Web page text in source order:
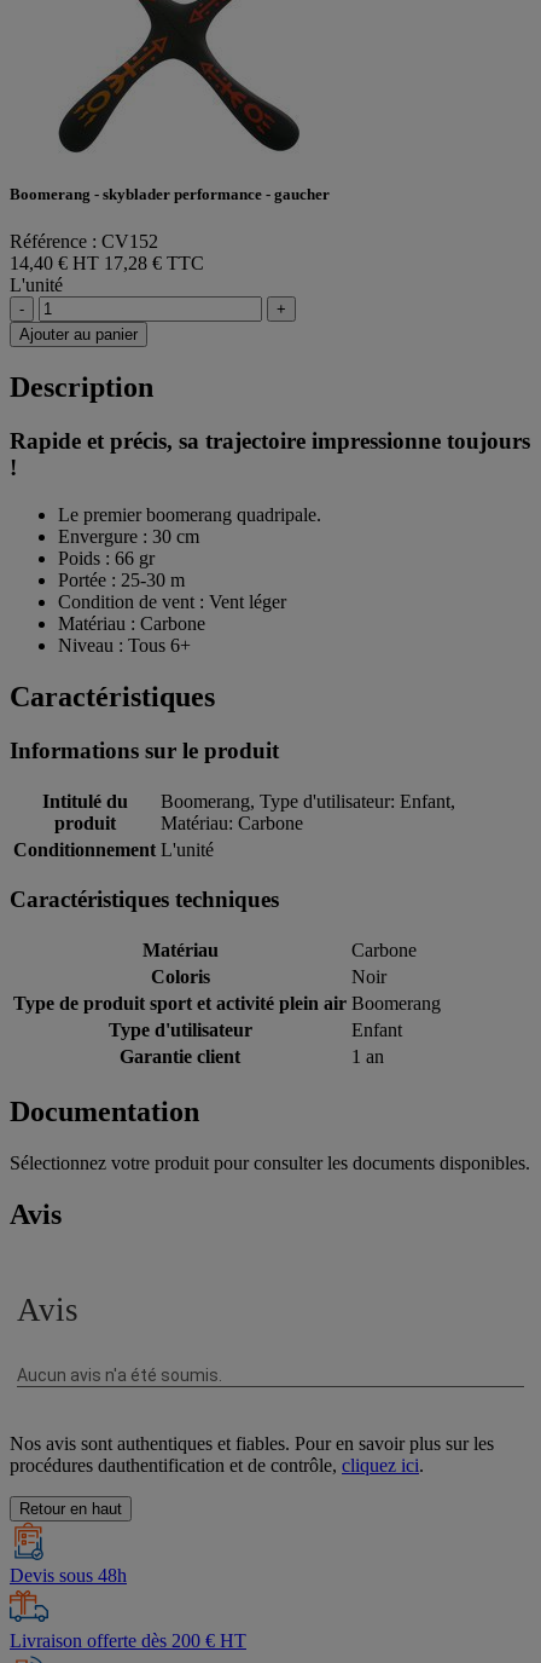
Boomerang - skyblader performance - gaucher
Référence : CV152
14,40 € HT 17,28 € TTC
L'unité
-
+
Ajouter au panier
Description
Rapide et précis, sa trajectoire impressionne toujours
!
Le premier boomerang quadripale.
Envergure : 30 cm
Poids : 66 gr
Portée : 25-30 m
Condition de vent : Vent léger
Matériau : Carbone
Niveau : Tous 6+
Caractéristiques
Informations sur le produit
Intitulé du
produit
Boomerang, Type d'utilisateur: Enfant,
Matériau: Carbone
Conditionnement L'unité
Caractéristiques techniques
Matériau
Carbone
Coloris
Noir
Type de produit sport et activité plein air Boomerang
Type d'utilisateur
Enfant
Garantie client
1 an
Documentation
Sélectionnez votre produit pour consulter les documents disponibles.
Avis
Nos avis sont authentiques et fiables. Pour en savoir plus sur les
procédures dauthentification et de contrôle, cliquez ici.
Retour en haut
Devis sous 48h
Livraison offerte dès 200 € HT